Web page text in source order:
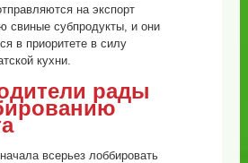
на экспорт
свиные субпродукты, и они
в приоритете в силу
кухни.
рады
всерьез лоббировать